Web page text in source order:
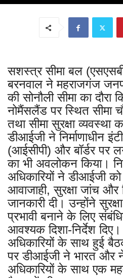
सशस्त्र सीमा बल
बरनवाल ने महराजगंज
की सोनौली सीमा का दौरा
नोमैंसलैंड पर स्थित सीमा
तथा सीमा सुरक्षा व्यवस्था
डीआईजी ने निर्माणाधीन
(आईसीपी) और बॉर्डर पर
का भी अवलोकन किया।
अधिकारियों ने डीआईजी को
आवाजाही, सुरक्षा जांच और
जानकारी दी। उन्होंने
प्रभावी बनाने के लिए
आवश्यक दिशा-निर्देश
अधिकारियों के साथ हुई
पर डीआईजी ने भारत और
अधिकारियों के साथ एक